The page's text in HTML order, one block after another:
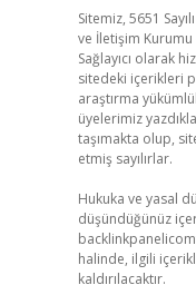
Sitemiz, 5651
ve İletişim Kurumu
Sağlayıcı olarak
sitedeki içerikleri
araştırma
üyelerimiz
taşımakta olup,
etmiş sayılırlar.
Hukuka ve yasal
düşündüğünüz
halinde, ilgili
kaldırılacaktır.